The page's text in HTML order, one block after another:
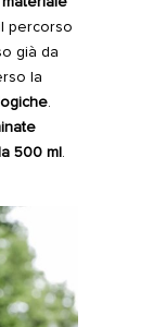
percorso
già da
la
.
500 ml .